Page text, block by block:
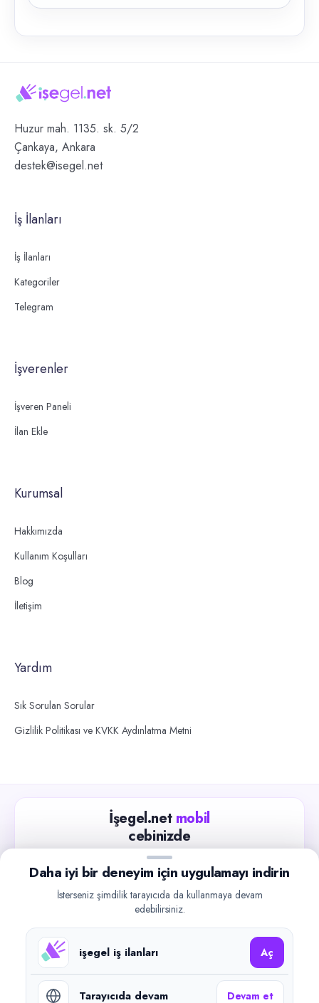
Huzur mah. 1135. sk. 5/2
Çankaya, Ankara
destek@isegel.net
İş İlanları
İş İlanları
Kategoriler
Telegram
İşverenler
İşveren Paneli
İlan Ekle
Kurumsal
Hakkımızda
Kullanım Koşulları
Blog
İletişim
Yardım
Sık Sorulan Sorular
Gizlilik Politikası ve KVKK Aydınlatma Metni
İşegel.net mobil
cebinizde
Güncel iş ilanlarını takip edin, işverenlerle hızlıca
iletişime geçin.
Google Play
©2026işegel.net. Tüm hakları saklıdır.
Daha iyi bir deneyim için uygulamayı indirin
İsterseniz şimdilik tarayıcıda da kullanmaya devam
edebilirsiniz.
işegel iş ilanları Aç
Tarayıcıda devam Devam et